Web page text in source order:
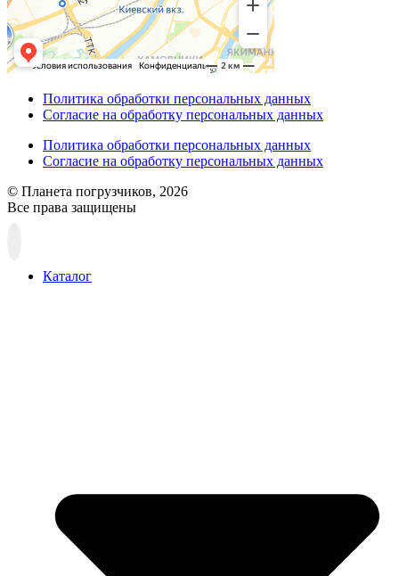
Политика обработки персональных данных
Согласие на обработку персональных данных
Политика обработки персональных данных
Согласие на обработку персональных данных
© Планета погрузчиков, 2026
Все права защищены
Каталог